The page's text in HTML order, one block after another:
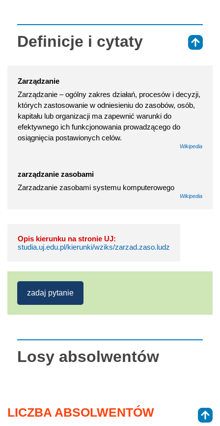
Definicje i cytaty
Zarządzanie
Zarządzanie – ogólny zakres działań, procesów i decyzji,
których zastosowanie w odniesieniu do zasobów, osób,
kapitału lub organizacji ma zapewnić warunki do
efektywnego ich funkcjonowania prowadzącego do
osiągnięcia postawionych celów.
Wikipedia
zarządzanie zasobami
Zarzadzanie zasobami systemu komputerowego
Wikipedia
Opis kierunku na stronie UJ:
studia.uj.edu.pl/kierunki/wziks/zarzad.zaso.ludz
zadaj pytanie
Losy absolwentów
LICZBA ABSOLWENTÓW